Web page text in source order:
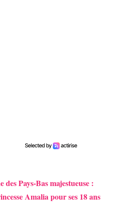
Pays-Bas majestueuse :
Amalia pour ses 18 ans